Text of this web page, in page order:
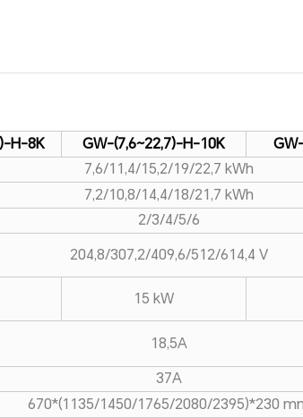
H-8K GW-(7,6~22,7)-H-10K
7,6/11,4/15,2/19/22,7 kWh
7,2/10,8/14,4/18/21,7 kWh
2/3/4/5/6
204,8/307,2/409,6/512/614,4 V
15 kW
18,5A
37A
670*(1135/1450/1765/2080/2395)*230